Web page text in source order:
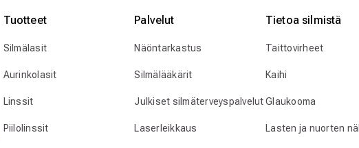
Tuotteet
Silmälasit
Aurinkolasit
Linssit
Piilolinssit
Palvelut
Näöntarkastus
Silmälääkärit
Julkiset silmäterveyspalvelut
Laserleikkaus
Tietoa silmistä
Taittovirheet
Kaihi
Glaukooma
Lasten ja nuorten